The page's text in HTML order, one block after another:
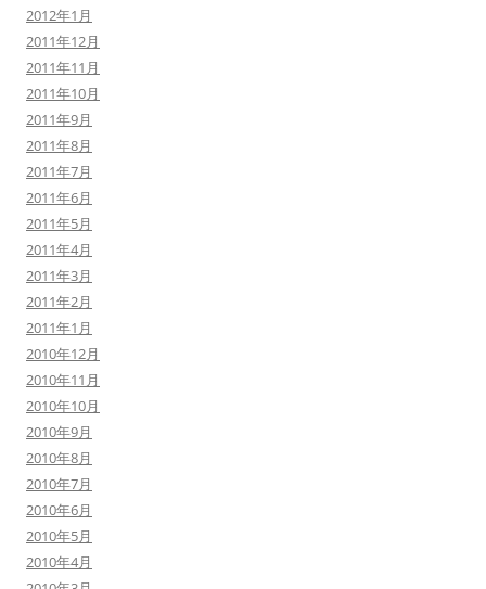
2012年1月
2011年12月
2011年11月
2011年10月
2011年9月
2011年8月
2011年7月
2011年6月
2011年5月
2011年4月
2011年3月
2011年2月
2011年1月
2010年12月
2010年11月
2010年10月
2010年9月
2010年8月
2010年7月
2010年6月
2010年5月
2010年4月